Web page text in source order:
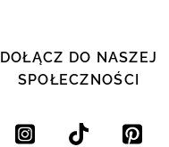
DOŁĄCZ DO NASZEJ
SPOŁECZNOŚCI